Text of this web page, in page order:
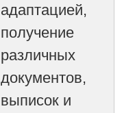
адаптацией,
получение
различных
документов,
выписок и